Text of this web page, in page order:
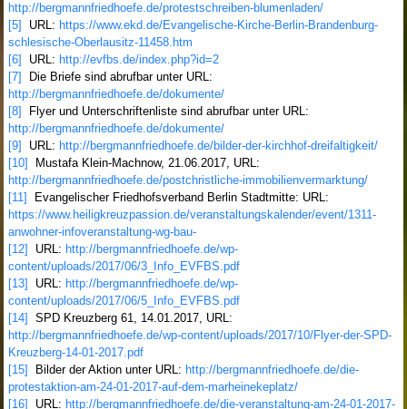
http://bergmannfriedhoefe.de/protestschreiben-blumenladen/
[5]
URL: https://www.ekd.de/Evangelische-Kirche-Berlin-Brandenburg-
schlesische-Oberlausitz-11458.htm
[6]
URL: http://evfbs.de/index.php?id=2
[7]
Die Briefe sind abrufbar unter URL:
http://bergmannfriedhoefe.de/dokumente/
[8]
Flyer und Unterschriftenliste sind abrufbar unter URL:
http://bergmannfriedhoefe.de/dokumente/
[9]
URL: http://bergmannfriedhoefe.de/bilder-der-kirchhof-dreifaltigkeit/
[10]
Mustafa Klein-Machnow, 21.06.2017, URL:
http://bergmannfriedhoefe.de/postchristliche-immobilienvermarktung/
[11]
Evangelischer Friedhofsverband Berlin Stadtmitte: URL:
https://www.heiligkreuzpassion.de/veranstaltungskalender/event/1311-
anwohner-infoveranstaltung-wg-bau-
[12]
URL: http://bergmannfriedhoefe.de/wp-
content/uploads/2017/06/3_Info_EVFBS.pdf
[13]
URL: http://bergmannfriedhoefe.de/wp-
content/uploads/2017/06/5_Info_EVFBS.pdf
[14]
SPD Kreuzberg 61, 14.01.2017, URL:
http://bergmannfriedhoefe.de/wp-content/uploads/2017/10/Flyer-der-SPD-
Kreuzberg-14-01-2017.pdf
[15]
Bilder der Aktion unter URL: http://bergmannfriedhoefe.de/die-
protestaktion-am-24-01-2017-auf-dem-marheinekeplatz/
[16]
URL: http://bergmannfriedhoefe.de/die-veranstaltung-am-24-01-2017-